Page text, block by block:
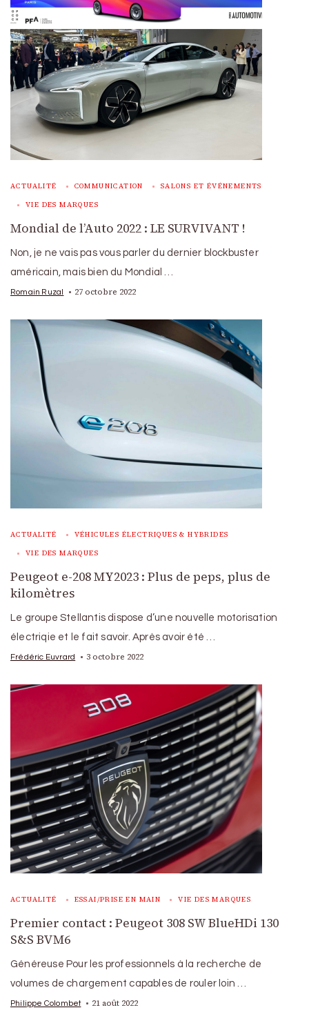
ACTUALITÉ COMMUNICATION SALONS ET ÉVÉNEMENTS
VIE DES MARQUES
Mondial de l’Auto 2022 : LE SURVIVANT !
Non, je ne vais pas vous parler du dernier blockbuster
américain, mais bien du Mondial …
Romain Ruzal 27 octobre 2022
ACTUALITÉ VÉHICULES ÉLECTRIQUES & HYBRIDES
VIE DES MARQUES
Peugeot e-208 MY2023 : Plus de peps, plus de
kilomètres
Le groupe Stellantis dispose d’une nouvelle motorisation
électriqie et le fait savoir. Après avoir été …
Frédéric Euvrard 3 octobre 2022
ACTUALITÉ ESSAI/PRISE EN MAIN VIE DES MARQUES
Premier contact : Peugeot 308 SW BlueHDi 130
S&S BVM6
Généreuse Pour les professionnels à la recherche de
volumes de chargement capables de rouler loin …
Philippe Colombet 21 août 2022